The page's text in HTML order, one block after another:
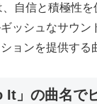
、自信と積極性
ッシュなサウン
ョンを提供する
It」の曲名で